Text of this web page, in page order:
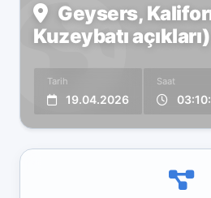
Geysers,
Kuzeybatı açıkları)
Tarih
19.04.2026
Saat